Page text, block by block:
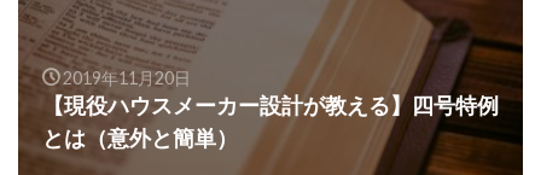
2019年11月20日
【現役ハウスメーカー設計が教える】四号特例
とは（意外と簡単）